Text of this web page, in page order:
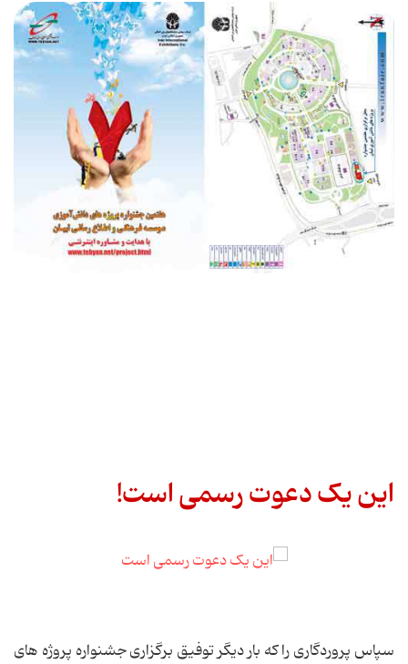
این یک دعوت رسمی است!
سپاس پروردگاری را که بار دیگر توفیق برگزاری جشنواره پروژه های